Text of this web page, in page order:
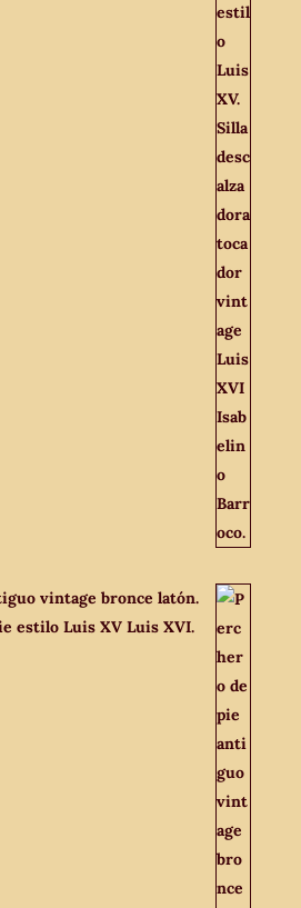
vintage bronce latón.
estilo Luis XV Luis XVI.